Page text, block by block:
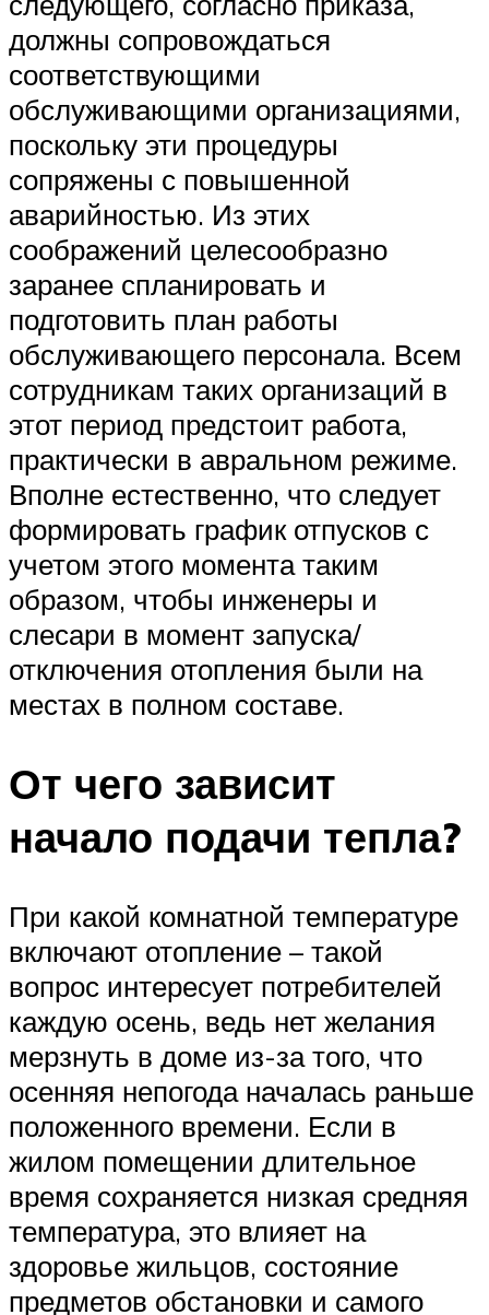
должны сопровождаться
соответствующими
обслуживающими организациями,
поскольку эти процедуры
сопряжены с повышенной
аварийностью. Из этих
соображений целесообразно
заранее спланировать и
подготовить план работы
обслуживающего персонала. Всем
сотрудникам таких организаций в
этот период предстоит работа,
практически в авральном режиме.
Вполне естественно, что следует
формировать график отпусков с
учетом этого момента таким
образом, чтобы инженеры и
слесари в момент запуска/
отключения отопления были на
местах в полном составе.
От чего зависит
начало подачи тепла?
При какой комнатной температуре
включают отопление – такой
вопрос интересует потребителей
каждую осень, ведь нет желания
мерзнуть в доме из-за того, что
осенняя непогода началась раньше
положенного времени. Если в
жилом помещении длительное
время сохраняется низкая средняя
температура, это влияет на
здоровье жильцов, состояние
предметов обстановки и самого